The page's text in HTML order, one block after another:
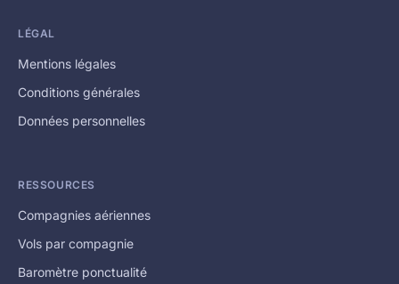
LÉGAL
Mentions légales
Conditions générales
Données personnelles
RESSOURCES
Compagnies aériennes
Vols par compagnie
Baromètre ponctualité